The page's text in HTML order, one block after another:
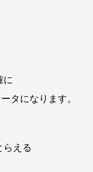
に
タになります。
らえる